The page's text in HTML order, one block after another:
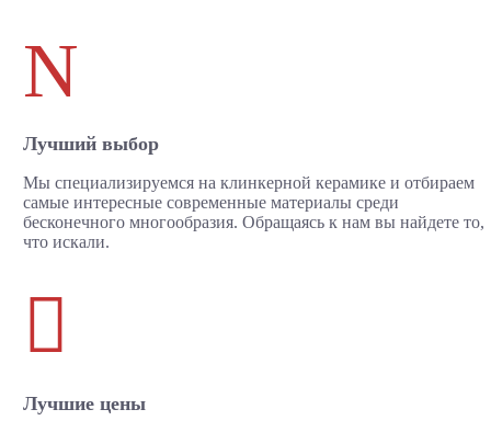
N
Лучший выбор
Мы специализируемся на клинкерной керамике и отбираем
самые интересные современные материалы среди
бесконечного многообразия. Обращаясь к нам вы найдете то,
что искали.

Лучшие цены